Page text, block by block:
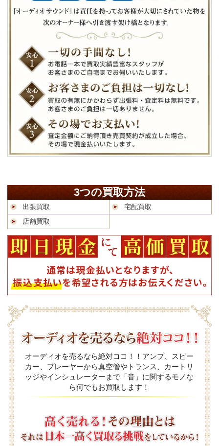
3つの買取方法
出張買取
宅配買取
店舗買取
オーディオを売るなら絶対ココ！！アンプ、スピー
カー、プレーヤーから真空管やトランス、カートリ
ッジやインシュレーターまで「音」に関するモノな
ら何でもお買取します！